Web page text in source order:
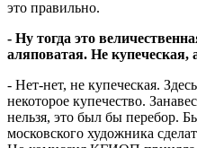
это правильно.
- Ну тогда это
аляповатая. Не купеческая,
- Нет-нет, не купеческая.
некоторое купечество.
нельзя, это был бы перебор.
московского художника